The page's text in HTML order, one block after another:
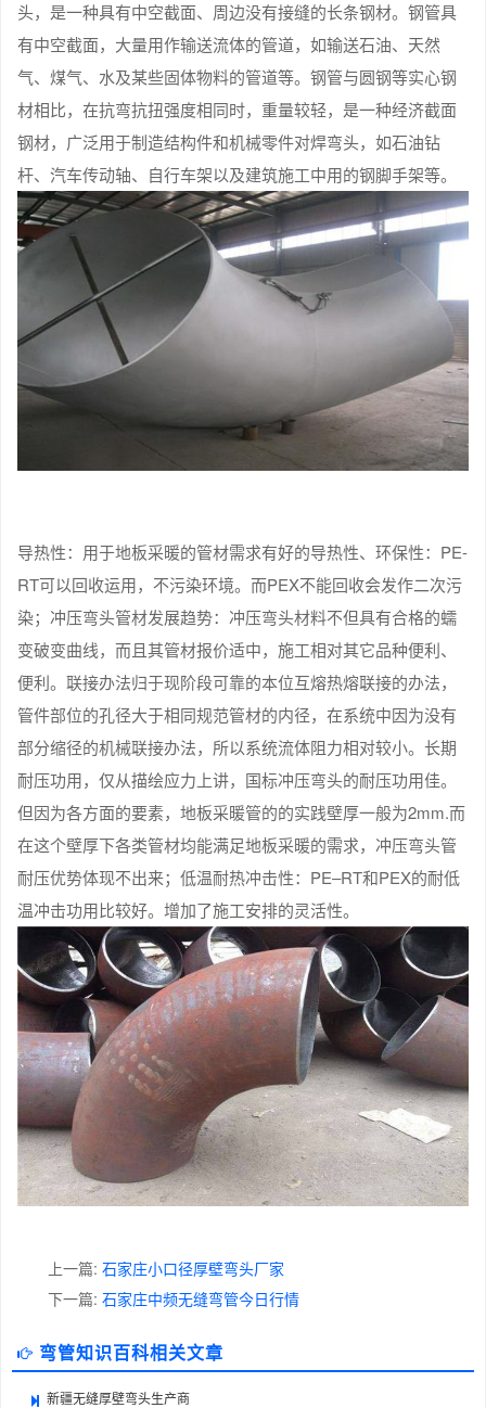
头，是一种具有中空截面、周边没有接缝的长条钢材。钢管具
有中空截面，大量用作输送流体的管道，如输送石油、天然
气、煤气、水及某些固体物料的管道等。钢管与圆钢等实心钢
材相比，在抗弯抗扭强度相同时，重量较轻，是一种经济截面
钢材，广泛用于制造结构件和机械零件对焊弯头，如石油钻
杆、汽车传动轴、自行车架以及建筑施工中用的钢脚手架等。
导热性：用于地板采暖的管材需求有好的导热性、环保性：PE-
RT可以回收运用，不污染环境。而PEX不能回收会发作二次污
染；冲压弯头管材发展趋势：冲压弯头材料不但具有合格的蠕
变破变曲线，而且其管材报价适中，施工相对其它品种便利、
便利。联接办法归于现阶段可靠的本位互熔热熔联接的办法，
管件部位的孔径大于相同规范管材的内径，在系统中因为没有
部分缩径的机械联接办法，所以系统流体阻力相对较小。长期
耐压功用，仅从描绘应力上讲，国标冲压弯头的耐压功用佳。
但因为各方面的要素，地板采暖管的的实践壁厚一般为2mm.而
在这个壁厚下各类管材均能满足地板采暖的需求，冲压弯头管
耐压优势体现不出来；低温耐热冲击性：PE–RT和PEX的耐低
温冲击功用比较好。增加了施工安排的灵活性。
上一篇: 石家庄小口径厚壁弯头厂家
下一篇: 石家庄中频无缝弯管今日行情
弯管知识百科相关文章
新疆无缝厚壁弯头生产商